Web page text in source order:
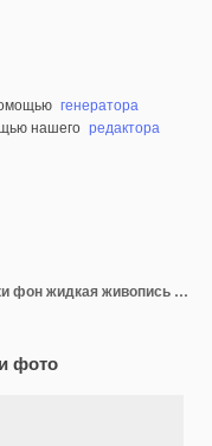
генератора
нашего редактора
Текстура жидкой мраморной краски фон жидкая живопись абстрактная текстура интенсивная цветовая смесь обои
фото